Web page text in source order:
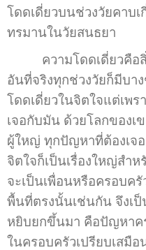
โดดเดี่ยวบนช่วงวัยคาบเ
ทรมานในวัยสนธยา
ความโดดเดี่ยวคือสิ่ง
อันที่จริงทุกช่วงวัยก็มีบา
โดดเดี่ยวในจิตใจแต่เพร
เจอกับมัน ด้วยโลกของเ
ผู้ใหญ่ ทุกปัญหาที่ต้องเจ
จิตใจก็เป็นเรื่องใหญ่สำ
จะเป็นเพื่อนหรือครอบค
พื้นที่ตรงนั้นเช่นกัน จึงเ
หยิบยกขึ้นมา คือปัญหาค
ในครอบครัวเปรียบเสมื